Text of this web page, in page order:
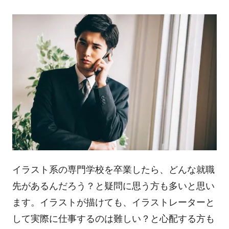
イラスト系の専門学校を卒業したら、どんな就職
先があるんだろう？と疑問に思う方も多いと思い
ます。イラストが描けても、イラストレーターと
して実際に仕事するのは難しい？と心配する方も